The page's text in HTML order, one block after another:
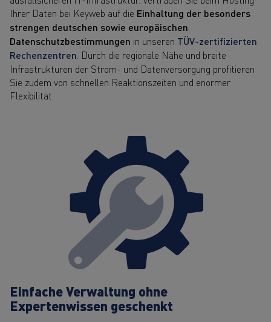
Ihrer Daten bei Keyweb auf die Einhaltung der besonders
strengen deutschen sowie europäischen
Datenschutzbestimmungen in unseren TÜV-zertifizierten
Rechenzentren . Durch die regionale Nähe und breite
Infrastrukturen der Strom- und Datenversorgung profitieren
Sie zudem von schnellen Reaktionszeiten und enormer
Flexibilität.
Einfache Verwaltung ohne
Expertenwissen geschenkt